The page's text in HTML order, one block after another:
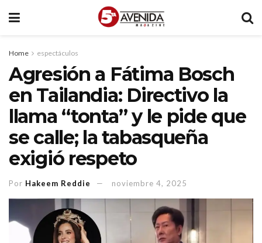
Home espectáculos
Agresión a Fátima Bosch
en Tailandia: Directivo la
llama “tonta” y le pide que
se calle; la tabasqueña
exigió respeto
Por Hakeem Reddie noviembre 4, 2025